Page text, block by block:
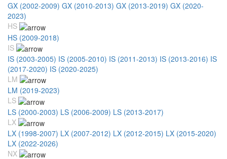
GX (2002-2009) GX (2010-2013) GX (2013-2019) GX (2020-
2023)
HS
HS (2009-2018)
IS
IS (2003-2005) IS (2005-2010) IS (2011-2013) IS (2013-2016) IS
(2017-2020) IS (2020-2025)
LM
LM (2019-2023)
LS
LS (2000-2003) LS (2006-2009) LS (2013-2017)
LX
LX (1998-2007) LX (2007-2012) LX (2012-2015) LX (2015-2020)
LX (2022-2026)
NX